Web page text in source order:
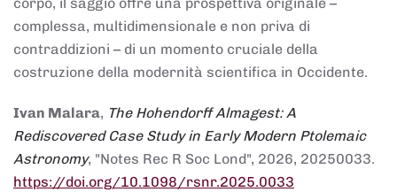
corpo, il saggio offre una prospettiva originale –
complessa, multidimensionale e non priva di
contraddizioni – di un momento cruciale della
costruzione della modernità scientifica in Occidente.
Ivan Malara, The Hohendorff Almagest: A
Rediscovered Case Study in Early Modern Ptolemaic
Astronomy, "Notes Rec R Soc Lond", 2026, 20250033.
https://doi.org/10.1098/rsnr.2025.0033